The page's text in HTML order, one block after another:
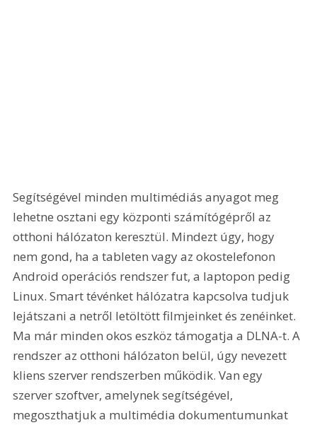
Segítségével minden multimédiás anyagot meg
lehetne osztani egy központi számítógépről az
otthoni hálózaton keresztül. Mindezt úgy, hogy
nem gond, ha a tableten vagy az okostelefonon
Android operációs rendszer fut, a laptopon pedig
Linux. Smart tévénket hálózatra kapcsolva tudjuk
lejátszani a netről letöltött filmjeinket és zenéinket.
Ma már minden okos eszköz támogatja a DLNA-t. A
rendszer az otthoni hálózaton belül, úgy nevezett
kliens szerver rendszerben működik. Van egy
szerver szoftver, amelynek segítségével,
megoszthatjuk a multimédia dokumentumunkat